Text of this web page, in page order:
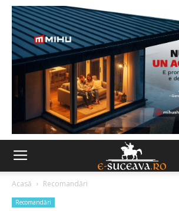
Acasă Recomandări
Recomandări